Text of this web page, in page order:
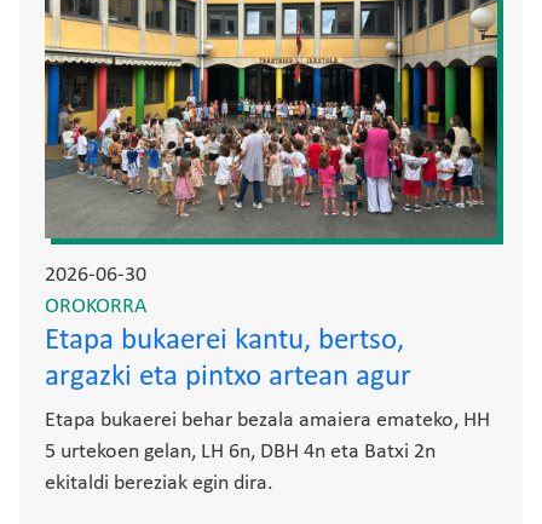
2026-06-30
OROKORRA
Etapa bukaerei kantu, bertso,
argazki eta pintxo artean agur
Etapa bukaerei behar bezala amaiera emateko, HH
5 urtekoen gelan, LH 6n, DBH 4n eta Batxi 2n
ekitaldi bereziak egin dira.